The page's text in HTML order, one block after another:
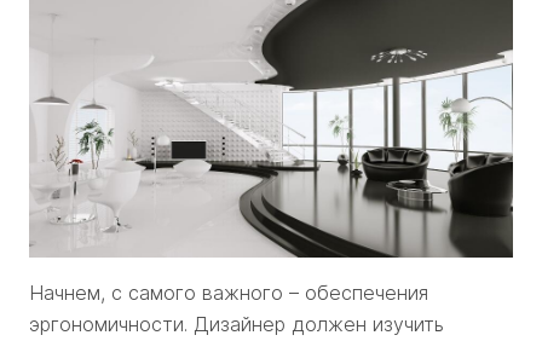
Начнем, с самого важного – обеспечения
эргономичности. Дизайнер должен изучить